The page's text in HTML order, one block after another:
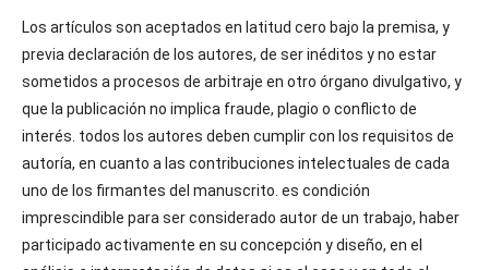
Los artículos son aceptados en latitud cero bajo la premisa, y
previa declaración de los autores, de ser inéditos y no estar
sometidos a procesos de arbitraje en otro órgano divulgativo, y
que la publicación no implica fraude, plagio o conflicto de
interés. todos los autores deben cumplir con los requisitos de
autoría, en cuanto a las contribuciones intelectuales de cada
uno de los firmantes del manuscrito. es condición
imprescindible para ser considerado autor de un trabajo, haber
participado activamente en su concepción y diseño, en el